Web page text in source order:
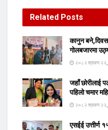
Related Posts
कानुन
गोलबजारमा
२०८२ श्रावण २२,
जहाँ छोरीलाई
पहिलो चमार
२०८२ श्रावण २२,
एसईई उत्तीर्ण